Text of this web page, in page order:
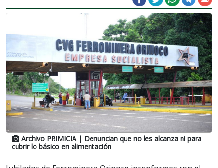
Archivo PRIMICIA | Denuncian que no les alcanza ni para
cubrir lo básico en alimentación